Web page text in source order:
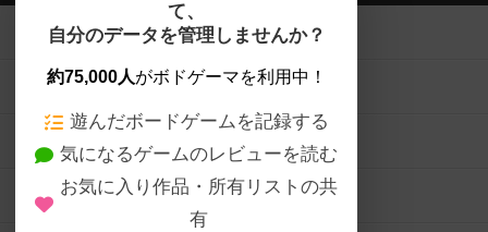
て、
自分のデータを管理しませんか？
約75,000人がボドゲーマを利用中！
遊んだボードゲームを記録する
気になるゲームのレビューを読む
お気に入り作品・所有リストの共
有
ボードゲームを検索する
ボードゲームの新着レビュー
ボードゲーム会情報
メカニクス特集